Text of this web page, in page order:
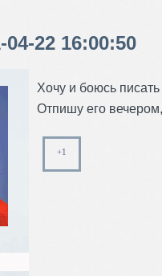
04-22 16:00:50
Хочу и боюсь
Отпишу его вечером,
+1